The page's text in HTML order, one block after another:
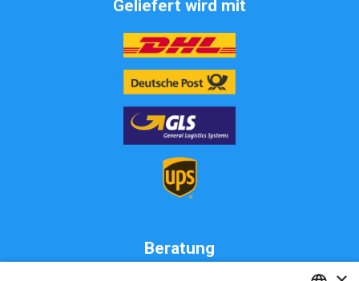
Geliefert wird mit
Beratung